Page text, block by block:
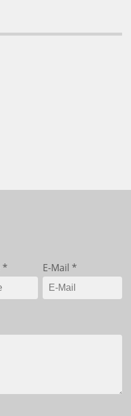
* E-Mail *